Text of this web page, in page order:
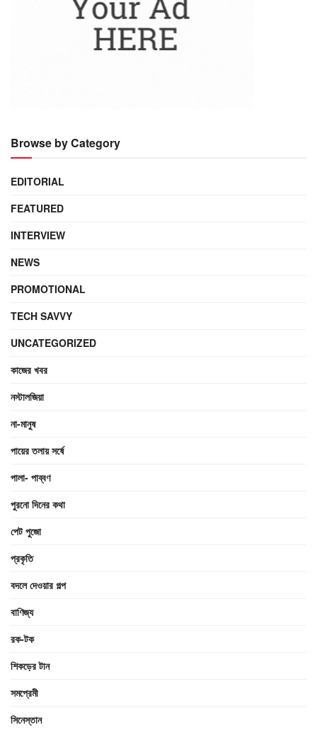
Browse by Category
EDITORIAL
FEATURED
INTERVIEW
NEWS
PROMOTIONAL
TECH SAVVY
UNCATEGORIZED
কাজের খবর
নস্টালজিয়া
না-মানুষ
পায়ের তলায় সর্ষে
পালা- পাব্বণ
পুরনো দিনের কথা
পেট পুজো
প্রকৃতি
বদলে দেওয়ার গল্প
বাণিজ্য
রক-টক
শিকড়ের টান
সমপ্রেমী
সিনেস্তান